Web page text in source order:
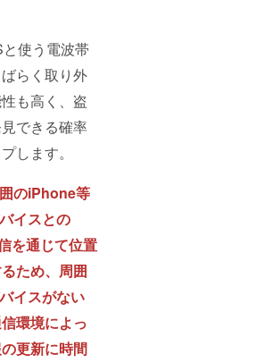
使う電波帯
らく取り外
も高く、盗
できる確率
します。
のiPhone等
イスとの
を通じて位置
ため、周囲
イスがない
環境によっ
更新に時間